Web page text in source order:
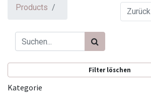
Products Zurück
Filter löschen
Kategorie